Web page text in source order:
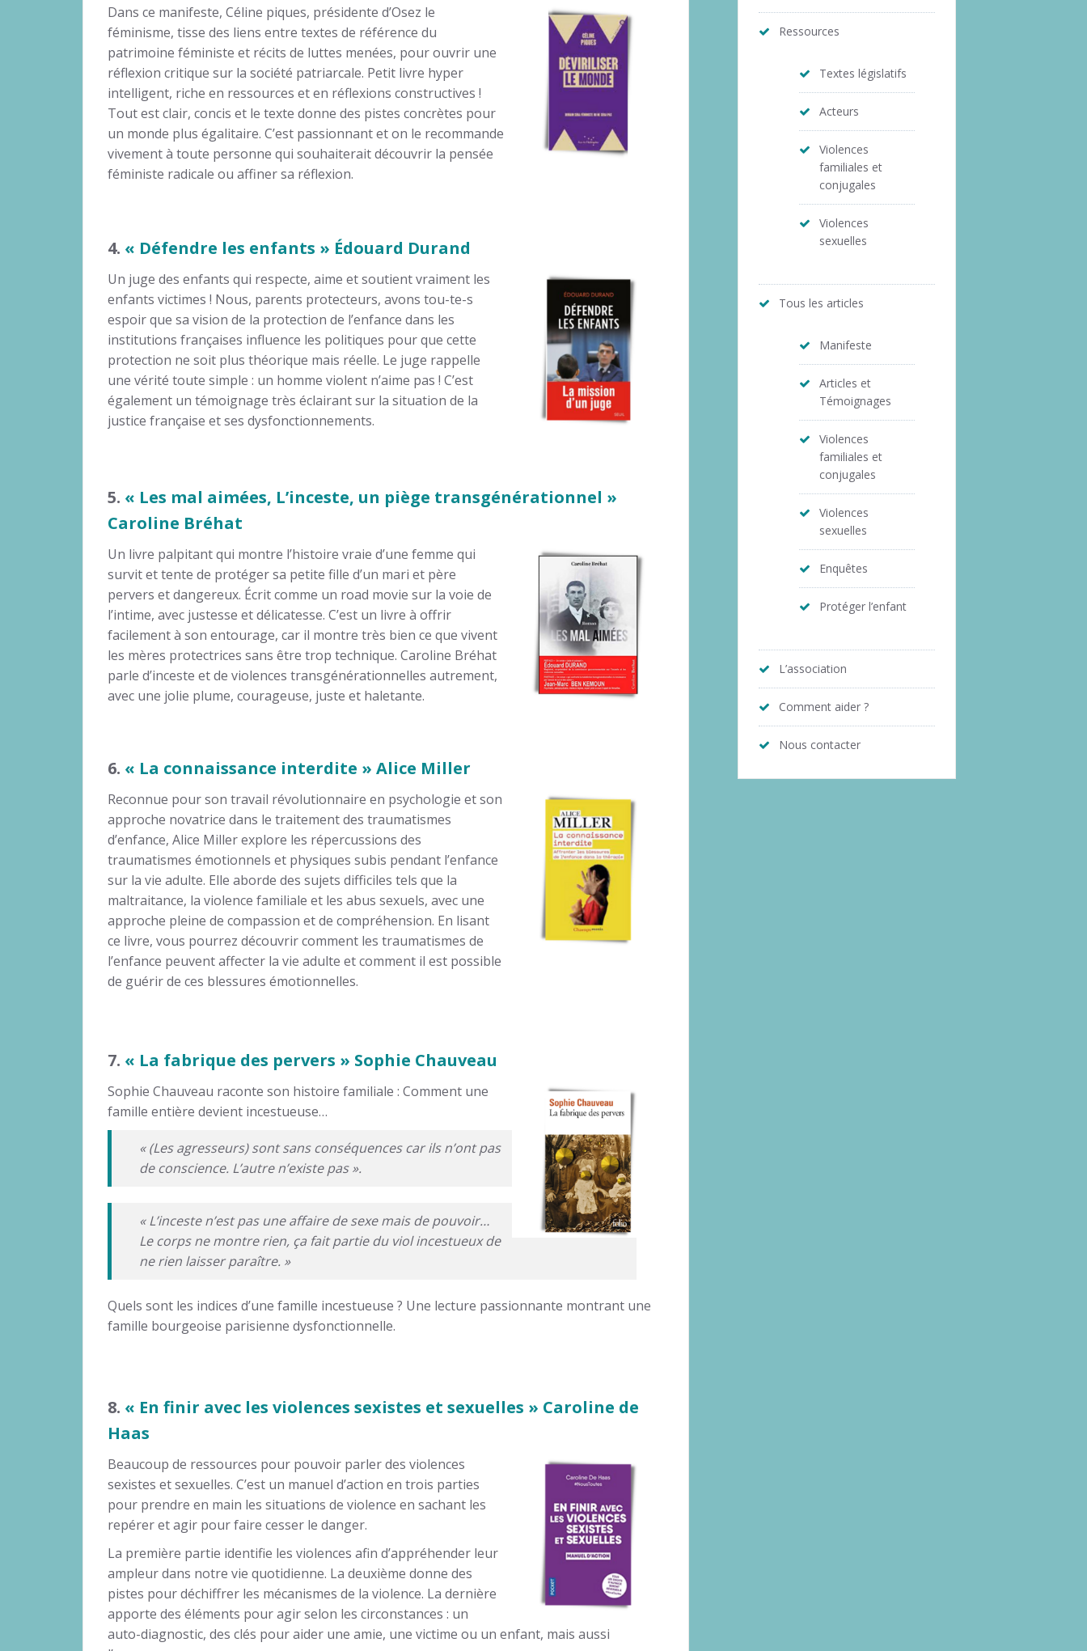
Dans ce manifeste, Céline piques, présidente d’Osez le
féminisme, tisse des liens entre textes de référence du
patrimoine féministe et récits de luttes menées, pour ouvrir une
réflexion critique sur la société patriarcale. Petit livre hyper
intelligent, riche en ressources et en réflexions constructives !
Tout est clair, concis et le texte donne des pistes concrètes pour
un monde plus égalitaire. C’est passionnant et on le recommande
vivement à toute personne qui souhaiterait découvrir la pensée
féministe radicale ou affiner sa réflexion.
4. « Défendre les enfants » Édouard Durand
Un juge des enfants qui respecte, aime et soutient vraiment les
enfants victimes ! Nous, parents protecteurs, avons tou-te-s
espoir que sa vision de la protection de l’enfance dans les
institutions françaises influence les politiques pour que cette
protection ne soit plus théorique mais réelle. Le juge rappelle
une vérité toute simple : un homme violent n’aime pas ! C’est
également un témoignage très éclairant sur la situation de la
justice française et ses dysfonctionnements.
5. « Les mal aimées, L’inceste, un piège transgénérationnel »
Caroline Bréhat
Un livre palpitant qui montre l’histoire vraie d’une femme qui
survit et tente de protéger sa petite fille d’un mari et père
pervers et dangereux. Écrit comme un road movie sur la voie de
l’intime, avec justesse et délicatesse. C’est un livre à offrir
facilement à son entourage, car il montre très bien ce que vivent
les mères protectrices sans être trop technique. Caroline Bréhat
parle d’inceste et de violences transgénérationnelles autrement,
avec une jolie plume, courageuse, juste et haletante.
6. « La connaissance interdite » Alice Miller
Reconnue pour son travail révolutionnaire en psychologie et son
approche novatrice dans le traitement des traumatismes
d’enfance, Alice Miller explore les répercussions des
traumatismes émotionnels et physiques subis pendant l’enfance
sur la vie adulte. Elle aborde des sujets difficiles tels que la
maltraitance, la violence familiale et les abus sexuels, avec une
approche pleine de compassion et de compréhension. En lisant
ce livre, vous pourrez découvrir comment les traumatismes de
l’enfance peuvent affecter la vie adulte et comment il est possible
de guérir de ces blessures émotionnelles.
7. « La fabrique des pervers » Sophie Chauveau
Sophie Chauveau raconte son histoire familiale : Comment une
famille entière devient incestueuse…
« (Les agresseurs) sont sans conséquences car ils n’ont pas
de conscience. L’autre n’existe pas ».
« L’inceste n’est pas une affaire de sexe mais de pouvoir…
Le corps ne montre rien, ça fait partie du viol incestueux de
ne rien laisser paraître. »
Quels sont les indices d’une famille incestueuse ? Une lecture passionnante montrant une
famille bourgeoise parisienne dysfonctionnelle.
8. « En finir avec les violences sexistes et sexuelles » Caroline de
Haas
Beaucoup de ressources pour pouvoir parler des violences
sexistes et sexuelles. C’est un manuel d’action en trois parties
pour prendre en main les situations de violence en sachant les
repérer et agir pour faire cesser le danger.
La première partie identifie les violences afin d’appréhender leur
ampleur dans notre vie quotidienne. La deuxième donne des
pistes pour déchiffrer les mécanismes de la violence. La dernière
apporte des éléments pour agir selon les circonstances : un
auto-diagnostic, des clés pour aider une amie, une victime ou un enfant, mais aussi
Ressources
Textes législatifs
Acteurs
Violences
familiales et
conjugales
Violences
sexuelles
Tous les articles
Manifeste
Articles et
Témoignages
Violences
familiales et
conjugales
Violences
sexuelles
Enquêtes
Protéger l’enfant
L’association
Comment aider ?
Nous contacter